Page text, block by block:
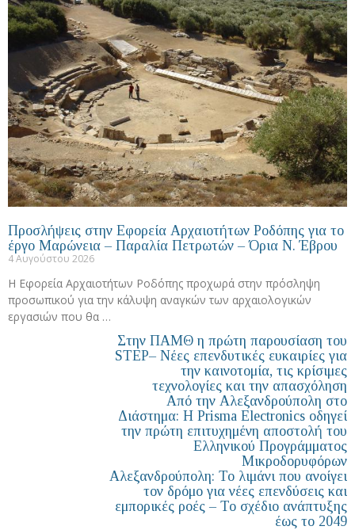
Προσλήψεις στην Εφορεία Αρχαιοτήτων Ροδόπης για το
έργο Μαρώνεια – Παραλία Πετρωτών – Όρια Ν. Έβρου
4 Αυγούστου 2026
Η Εφορεία Αρχαιοτήτων Ροδόπης προχωρά στην πρόσληψη
προσωπικού για την κάλυψη αναγκών των αρχαιολογικών
εργασιών που θα …
Στην ΠΑΜΘ η πρώτη παρουσίαση του
STEP– Νέες επενδυτικές ευκαιρίες για
την καινοτομία, τις κρίσιμες
τεχνολογίες και την απασχόληση
Από την Αλεξανδρούπολη στο
Διάστημα: Η Prisma Electronics οδηγεί
την πρώτη επιτυχημένη αποστολή του
Ελληνικού Προγράμματος
Μικροδορυφόρων
Αλεξανδρούπολη: Το λιμάνι που ανοίγει
τον δρόμο για νέες επενδύσεις και
εμπορικές ροές – Το σχέδιο ανάπτυξης
έως το 2049